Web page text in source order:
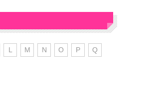
L M N O P Q